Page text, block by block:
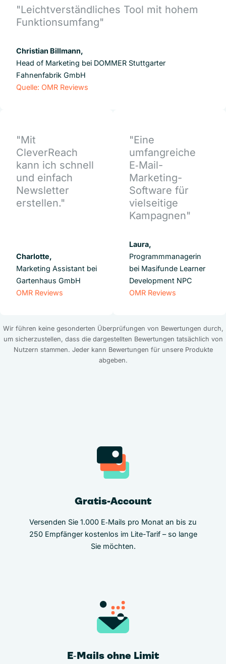
"Leichtverständliches Tool mit hohem
Funktionsumfang"
Christian Billmann,
Head of Marketing bei DOMMER Stuttgarter
Fahnenfabrik GmbH
Quelle: OMR Reviews
"Mit
CleverReach
kann ich schnell
und einfach
Newsletter
erstellen."
Charlotte,
Marketing Assistant bei
Gartenhaus GmbH
OMR Reviews
"Eine
umfangreiche
E‑Mail-
Marketing-
Software für
vielseitige
Kampagnen"
Laura,
Programmmanagerin
bei Masifunde Learner
Development NPC
OMR Reviews
Wir führen keine gesonderten Überprüfungen von Bewertungen durch,
um sicherzustellen, dass die dargestellten Bewertungen tatsächlich von
Nutzern stammen. Jeder kann Bewertungen für unsere Produkte
abgeben.
Gratis-Account
Versenden Sie 1.000 E‑Mails pro Monat an bis zu
250 Empfänger kostenlos im Lite-Tarif – so lange
Sie möchten.
E‑Mails ohne Limit